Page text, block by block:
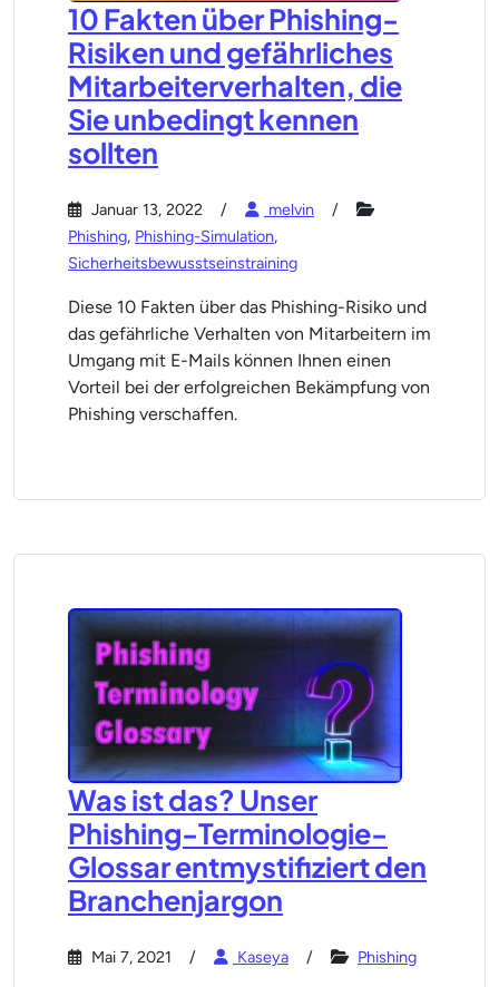
10 Fakten über Phishing-
Risiken und gefährliches
Mitarbeiterverhalten, die
Sie unbedingt kennen
sollten
Januar 13, 2022
melvin
Phishing, Phishing-Simulation,
Sicherheitsbewusstseinstraining
Diese 10 Fakten über das Phishing-Risiko und
das gefährliche Verhalten von Mitarbeitern im
Umgang mit E-Mails können Ihnen einen
Vorteil bei der erfolgreichen Bekämpfung von
Phishing verschaffen.
Was ist das? Unser
Phishing-Terminologie-
Glossar entmystifiziert den
Branchenjargon
Mai 7, 2021 Kaseya Phishing